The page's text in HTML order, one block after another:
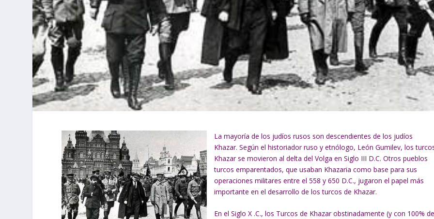
La mayoría de los judíos rusos son descendientes de los judíos
Khazar. Según el historiador ruso y etnólogo, León Gumilev, los
Khazar se movieron al delta del Volga en Siglo III D.C. Otros pueblos
turcos emparentados, que usaban Khazaria como base para sus
operaciones militares entre el 558 y 650 D.C., jugaron el papel más
importante en el desarrollo de los turcos de Khazar.
En el Siglo X .C., los Turcos de Khazar obstinadamente (y con 100%